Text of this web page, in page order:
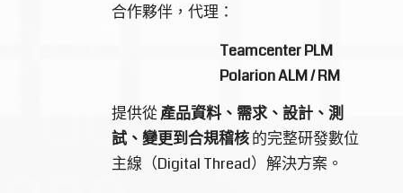
合作夥伴，代理：
TeamcenterPLM
PolarionALM / RM
提供從產品資料、需求、設計、測
試、變更到合規稽核的完整研發數位
主線（Digital Thread）解決方案。